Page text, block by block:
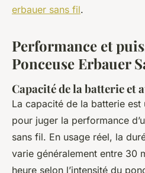
erbauer sans fil.
Performance et
Ponceuse Erbauer
Capacité de la batterie et
La capacité de la batterie
pour juger la performance
sans fil. En usage réel, la
varie généralement entre 30
heure selon l’intensité du